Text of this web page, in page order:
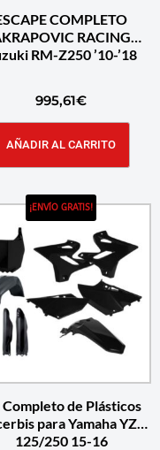
COMPLETO
RACING
RM-Z250 ’10-’18
995,61€
AÑADIR AL CARRITO
¡ENVÍO GRATIS!
de Plásticos
para Yamaha YZ
125/250 15-16